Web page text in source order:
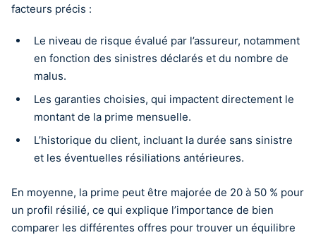
facteurs précis :
Le niveau de risque évalué par l’assureur, notamment
en fonction des sinistres déclarés et du nombre de
malus.
Les garanties choisies, qui impactent directement le
montant de la prime mensuelle.
L’historique du client, incluant la durée sans sinistre
et les éventuelles résiliations antérieures.
En moyenne, la prime peut être majorée de 20 à 50 % pour
un profil résilié, ce qui explique l’importance de bien
comparer les différentes offres pour trouver un équilibre